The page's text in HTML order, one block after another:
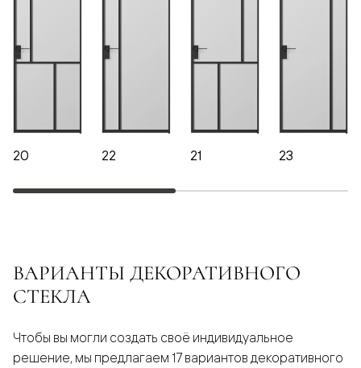
20 22 21 23
ВАРИАНТЫ ДЕКОРАТИВНОГО
СТЕКЛА
Чтобы вы могли создать своё индивидуальное
решение, мы предлагаем 17 вариантов декоративного